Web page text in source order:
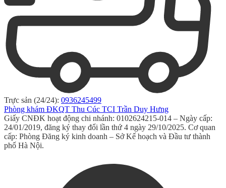
Trực sản (24/24): 0936245499
Phòng khám ĐKQT Thu Cúc TCI Trần Duy Hưng
Giấy CNĐK hoạt động chi nhánh: 0102624215-014 – Ngày cấp:
24/01/2019, đăng ký thay đổi lần thứ 4 ngày 29/10/2025. Cơ quan
cấp: Phòng Đăng ký kinh doanh – Sở Kế hoạch và Đầu tư thành
phố Hà Nội.